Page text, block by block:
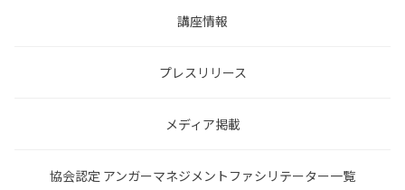
講座情報
プレスリリース
メディア掲載
協会認定 アンガーマネジメントファシリテーター一覧